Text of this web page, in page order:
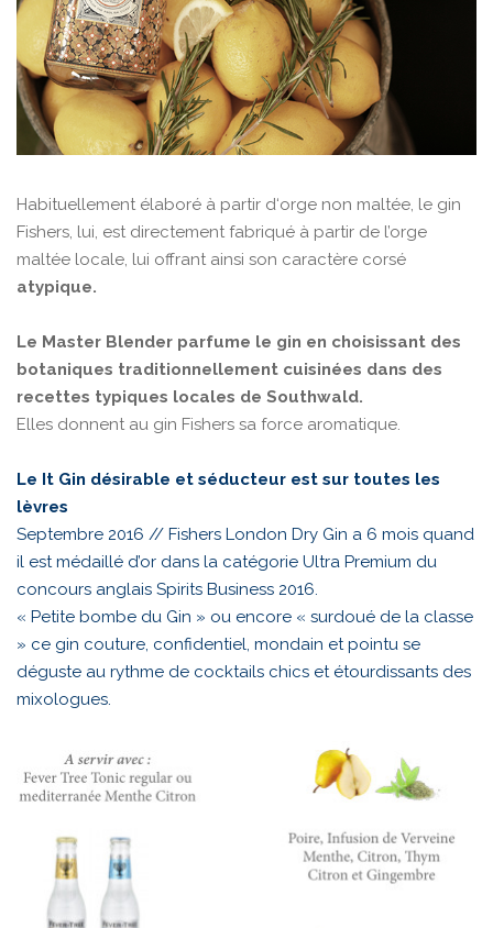
Habituellement élaboré à partir d‘orge non maltée, le gin
Fishers, lui, est directement fabriqué à partir de l’orge
maltée locale, lui offrant ainsi son caractère corsé
atypique.
Le Master Blender parfume le gin en choisissant des
botaniques traditionnellement cuisinées dans des
recettes typiques locales de Southwald.
Elles donnent au gin Fishers sa force aromatique.
Le It Gin désirable et séducteur est sur toutes les
lèvres
Septembre 2016 // Fishers London Dry Gin a 6 mois quand
il est médaillé d’or dans la catégorie Ultra Premium du
concours anglais Spirits Business 2016.
« Petite bombe du Gin » ou encore « surdoué de la classe
» ce gin couture, confidentiel, mondain et pointu se
déguste au rythme de cocktails chics et étourdissants des
mixologues.